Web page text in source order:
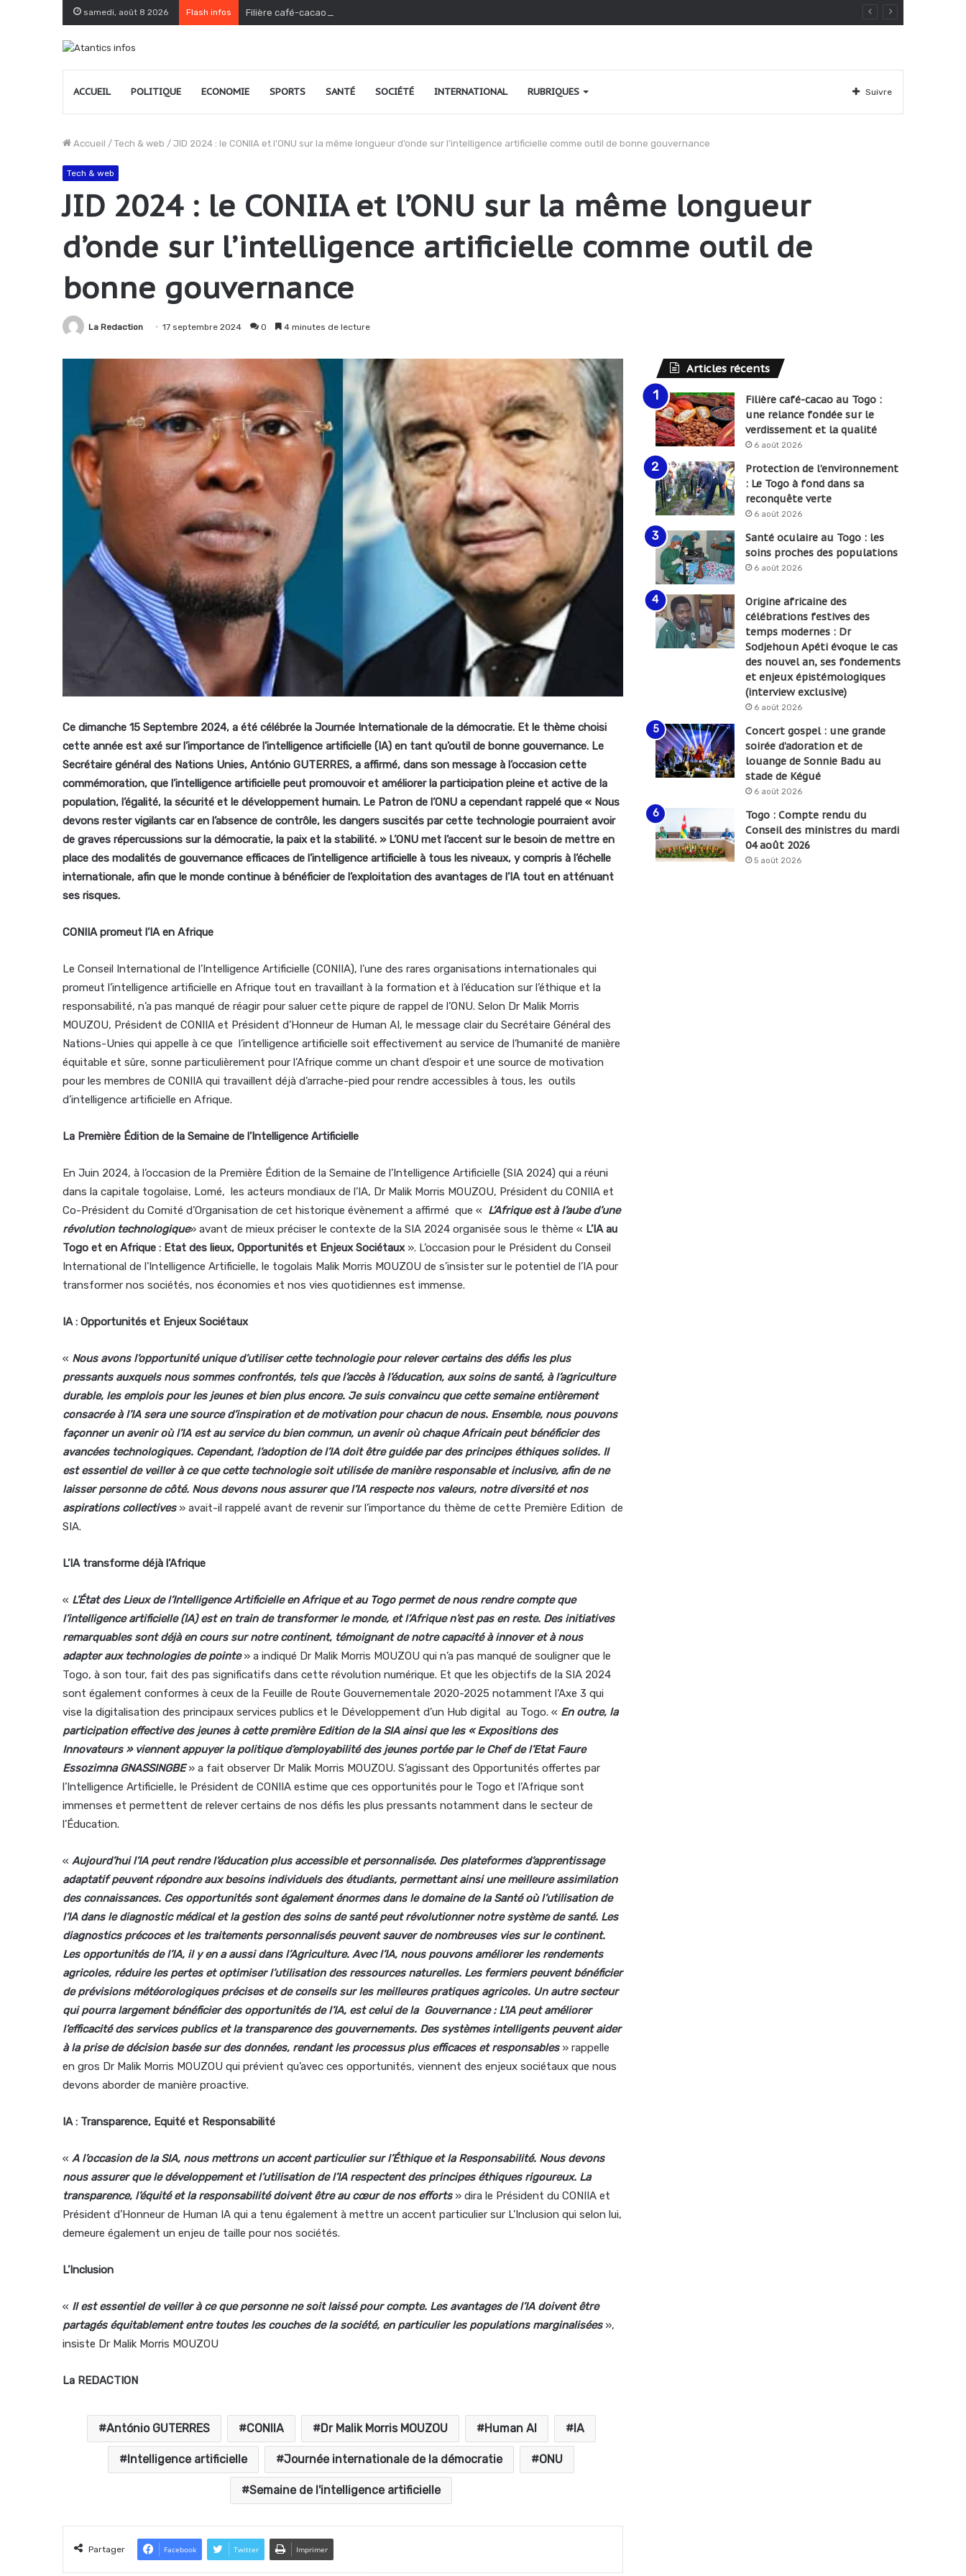
samedi, août 8 2026 Flash infos Filière café-cacao au Togo : une relance fondée sur le verdissement et la qualité
ACCUEIL POLITIQUE ECONOMIE SPORTS SANTÉ SOCIÉTÉ INTERNATIONAL RUBRIQUES Suivre
Accueil / Tech & web / JID 2024 : le CONIIA et l’ONU sur la même longueur d’onde sur l’intelligence artificielle comme outil de bonne gouvernance
Tech & web
JID 2024 : le CONIIA et l’ONU sur la même longueur
d’onde sur l’intelligence artificielle comme outil de
bonne gouvernance
La Redaction 17 septembre 2024 0 4 minutes de lecture
Ce dimanche 15 Septembre 2024, a été célébrée la Journée Internationale de la démocratie. Et le thème choisi
cette année est axé sur l’importance de l’intelligence artificielle (IA) en tant qu’outil de bonne gouvernance. Le
Secrétaire général des Nations Unies, António GUTERRES, a affirmé, dans son message à l’occasion cette
commémoration, que l’intelligence artificielle peut promouvoir et améliorer la participation pleine et active de la
population, l’égalité, la sécurité et le développement humain. Le Patron de l’ONU a cependant rappelé que « Nous
devons rester vigilants car en l’absence de contrôle, les dangers suscités par cette technologie pourraient avoir
de graves répercussions sur la démocratie, la paix et la stabilité. » L’ONU met l’accent sur le besoin de mettre en
place des modalités de gouvernance efficaces de l’intelligence artificielle à tous les niveaux, y compris à l’échelle
internationale, afin que le monde continue à bénéficier de l’exploitation des avantages de l’IA tout en atténuant
ses risques.
CONIIA promeut l’IA en Afrique
Le Conseil International de l’Intelligence Artificielle (CONIIA), l’une des rares organisations internationales qui
promeut l’intelligence artificielle en Afrique tout en travaillant à la formation et à l’éducation sur l’éthique et la
responsabilité, n’a pas manqué de réagir pour saluer cette piqure de rappel de l’ONU. Selon Dr Malik Morris
MOUZOU, Président de CONIIA et Président d’Honneur de Human AI, le message clair du Secrétaire Général des
Nations-Unies qui appelle à ce que l’intelligence artificielle soit effectivement au service de l’humanité de manière
équitable et sûre, sonne particulièrement pour l’Afrique comme un chant d’espoir et une source de motivation
pour les membres de CONIIA qui travaillent déjà d’arrache-pied pour rendre accessibles à tous, les outils
d’intelligence artificielle en Afrique.
La Première Édition de la Semaine de l’Intelligence Artificielle
En Juin 2024, à l’occasion de la Première Édition de la Semaine de l’Intelligence Artificielle (SIA 2024) qui a réuni
dans la capitale togolaise, Lomé, les acteurs mondiaux de l’IA, Dr Malik Morris MOUZOU, Président du CONIIA et
Co-Président du Comité d’Organisation de cet historique évènement a affirmé que « L’Afrique est à l’aube d’une
révolution technologique» avant de mieux préciser le contexte de la SIA 2024 organisée sous le thème « L’IA au
Togo et en Afrique : Etat des lieux, Opportunités et Enjeux Sociétaux ». L’occasion pour le Président du Conseil
International de l’Intelligence Artificielle, le togolais Malik Morris MOUZOU de s’insister sur le potentiel de l’IA pour
transformer nos sociétés, nos économies et nos vies quotidiennes est immense.
IA : Opportunités et Enjeux Sociétaux
« Nous avons l’opportunité unique d’utiliser cette technologie pour relever certains des défis les plus
pressants auxquels nous sommes confrontés, tels que l’accès à l’éducation, aux soins de santé, à l’agriculture
durable, les emplois pour les jeunes et bien plus encore. Je suis convaincu que cette semaine entièrement
consacrée à l’IA sera une source d’inspiration et de motivation pour chacun de nous. Ensemble, nous pouvons
façonner un avenir où l’IA est au service du bien commun, un avenir où chaque Africain peut bénéficier des
avancées technologiques. Cependant, l’adoption de l’IA doit être guidée par des principes éthiques solides. Il
est essentiel de veiller à ce que cette technologie soit utilisée de manière responsable et inclusive, afin de ne
laisser personne de côté. Nous devons nous assurer que l’IA respecte nos valeurs, notre diversité et nos
aspirations collectives » avait-il rappelé avant de revenir sur l’importance du thème de cette Première Edition de
SIA.
L’IA transforme déjà l’Afrique
« L’État des Lieux de l’Intelligence Artificielle en Afrique et au Togo permet de nous rendre compte que
l’intelligence artificielle (IA) est en train de transformer le monde, et l’Afrique n’est pas en reste. Des initiatives
remarquables sont déjà en cours sur notre continent, témoignant de notre capacité à innover et à nous
adapter aux technologies de pointe» a indiqué Dr Malik Morris MOUZOU qui n’a pas manqué de souligner que le
Togo, à son tour, fait des pas significatifs dans cette révolution numérique. Et que les objectifs de la SIA 2024
sont également conformes à ceux de la Feuille de Route Gouvernementale 2020-2025 notamment l’Axe 3 qui
vise la digitalisation des principaux services publics et le Développement d’un Hub digital au Togo. « En outre, la
participation effective des jeunes à cette première Edition de la SIA ainsi que les « Expositions des
Innovateurs » viennent appuyer la politique d’employabilité des jeunes portée par le Chef de l’Etat Faure
Essozimna GNASSINGBE» a fait observer Dr Malik Morris MOUZOU. S’agissant des Opportunités offertes par
l’Intelligence Artificielle, le Président de CONIIA estime que ces opportunités pour le Togo et l’Afrique sont
immenses et permettent de relever certains de nos défis les plus pressants notamment dans le secteur de
l’Éducation.
« Aujourd’hui l’IA peut rendre l’éducation plus accessible et personnalisée. Des plateformes d’apprentissage
adaptatif peuvent répondre aux besoins individuels des étudiants, permettant ainsi une meilleure assimilation
des connaissances. Ces opportunités sont également énormes dans le domaine de la Santé où l’utilisation de
l’IA dans le diagnostic médical et la gestion des soins de santé peut révolutionner notre système de santé. Les
diagnostics précoces et les traitements personnalisés peuvent sauver de nombreuses vies sur le continent.
Les opportunités de l’IA, il y en a aussi dans l’Agriculture. Avec l’IA, nous pouvons améliorer les rendements
agricoles, réduire les pertes et optimiser l’utilisation des ressources naturelles. Les fermiers peuvent bénéficier
de prévisions météorologiques précises et de conseils sur les meilleures pratiques agricoles. Un autre secteur
qui pourra largement bénéficier des opportunités de l’IA, est celui de la Gouvernance : L’IA peut améliorer
l’efficacité des services publics et la transparence des gouvernements. Des systèmes intelligents peuvent aider
à la prise de décision basée sur des données, rendant les processus plus efficaces et responsables» rappelle
en gros Dr Malik Morris MOUZOU qui prévient qu’avec ces opportunités, viennent des enjeux sociétaux que nous
devons aborder de manière proactive.
IA : Transparence, Equité et Responsabilité
« A l’occasion de la SIA, nous mettrons un accent particulier sur l’Éthique et la Responsabilité. Nous devons
nous assurer que le développement et l’utilisation de l’IA respectent des principes éthiques rigoureux. La
transparence, l’équité et la responsabilité doivent être au cœur de nos efforts» dira le Président du CONIIA et
Président d’Honneur de Human IA qui a tenu également à mettre un accent particulier sur L’Inclusion qui selon lui,
demeure également un enjeu de taille pour nos sociétés.
L’Inclusion
« Il est essentiel de veiller à ce que personne ne soit laissé pour compte. Les avantages de l’IA doivent être
partagés équitablement entre toutes les couches de la société, en particulier les populations marginalisées»,
insiste Dr Malik Morris MOUZOU
La REDACTION
António GUTERRES CONIIA Dr Malik Morris MOUZOU Human AI IA
Intelligence artificielle Journée internationale de la démocratie ONU
Semaine de l'intelligence artificielle
Partager Facebook Twitter Imprimer
Articles récents
Filière café-cacao au Togo :
une relance fondée sur le
verdissement et la qualité
6 août 2026
Protection de l’environnement
: Le Togo à fond dans sa
reconquête verte
6 août 2026
Santé oculaire au Togo : les
soins proches des populations
6 août 2026
Origine africaine des
célébrations festives des
temps modernes : Dr
Sodjehoun Apéti évoque le cas
des nouvel an, ses fondements
et enjeux épistémologiques
(interview exclusive)
6 août 2026
Concert gospel : une grande
soirée d’adoration et de
louange de Sonnie Badu au
stade de Kégué
6 août 2026
Togo : Compte rendu du
Conseil des ministres du mardi
04 août 2026
5 août 2026